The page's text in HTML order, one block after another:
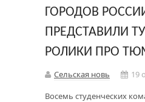
ГОРОДОВ
ПРЕДСТАВИЛИ
РОЛИКИ ПРО
Сельская новь
19
Восемь студенческих